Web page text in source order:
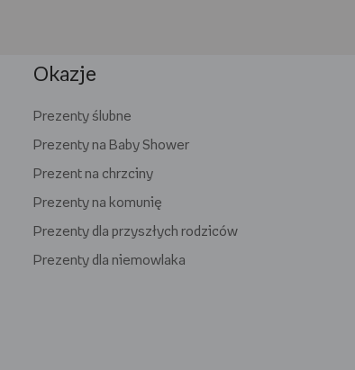
Okazje
Prezenty ślubne
Prezenty na Baby Shower
Prezent na chrzciny
Prezenty na komunię
Prezenty dla przyszłych rodziców
Prezenty dla niemowlaka